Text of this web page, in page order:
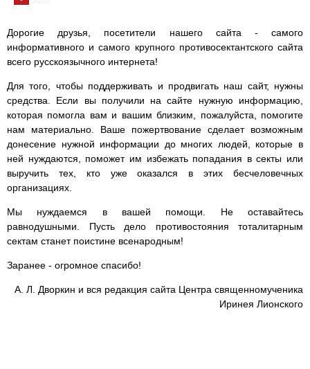
Дорогие друзья, посетители нашего сайта - самого
информативного и самого крупного противосектантского сайта
всего русскоязычного интернета!
Для того, чтобы поддерживать и продвигать наш сайт, нужны
средства. Если вы получили на сайте нужную информацию,
которая помогла вам и вашим близким, пожалуйста, помогите
нам материально. Ваше пожертвование сделает возможным
донесение нужной информации до многих людей, которые в
ней нуждаются, поможет им избежать попадания в секты или
выручить тех, кто уже оказался в этих бесчеловечных
организациях.
Мы нуждаемся в вашей помощи. Не оставайтесь
равнодушными. Пусть дело противостояния тоталитарным
сектам станет поистине всенародным!
Заранее - огромное спасибо!
А. Л. Дворкин и вся редакция сайта Центра священномученика
Иринея Лионского